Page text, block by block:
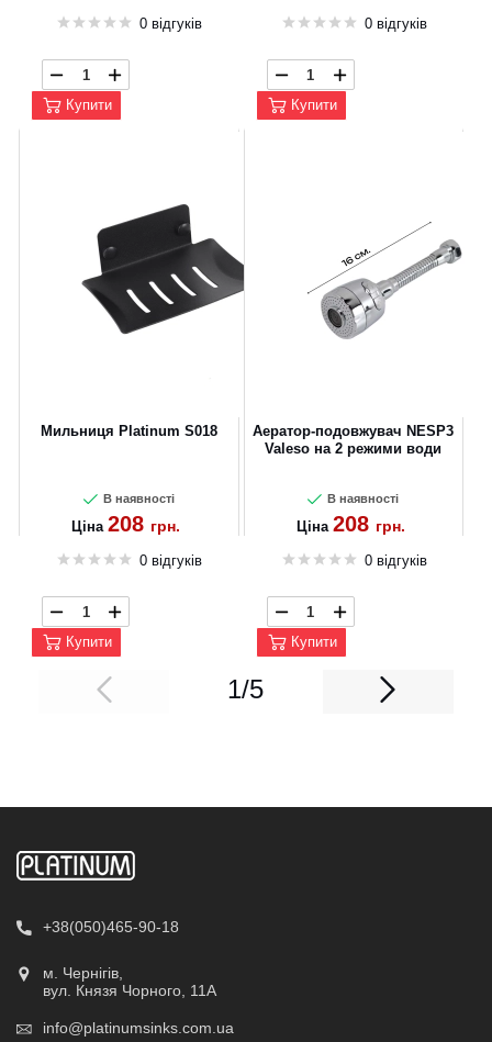
0 відгуків
Купити
0 відгуків
Купити
Мильниця Platinum S018
В наявності
Ціна 208 грн.
0 відгуків
Купити
Аератор-подовжувач NESP3
Valeso на 2 режими води
В наявності
Ціна 208 грн.
0 відгуків
Купити
1/5
+38(050)465-90-18
м. Чернігів,
вул. Князя Чорного, 11А
info@platinumsinks.com.ua